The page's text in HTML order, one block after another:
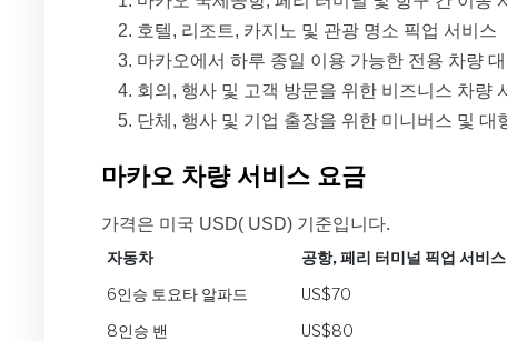
호텔, 리조트, 카지노 및 관광 명소 픽업 서비스
마카오에서 하루 종일 이용 가능한 전용 차량 대
회의, 행사 및 고객 방문을 위한 비즈니스 차량
단체, 행사 및 기업 출장을 위한 미니버스 및 대
마카오 차량 서비스 요금
가격은 미국 USD( USD) 기준입니다.
자동차
공항, 페리 터미널 픽업 서비스
6인승 토요타 알파드
US$70
8인승 밴
US$80